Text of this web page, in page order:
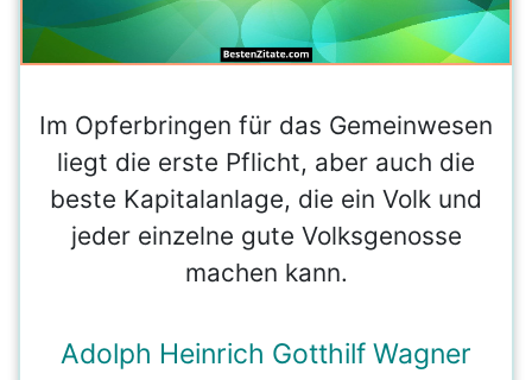
Im Opferbringen für das Gemeinwesen
liegt die erste Pflicht, aber auch die
beste Kapitalanlage, die ein Volk und
jeder einzelne gute Volksgenosse
machen kann.
Adolph Heinrich Gotthilf Wagner